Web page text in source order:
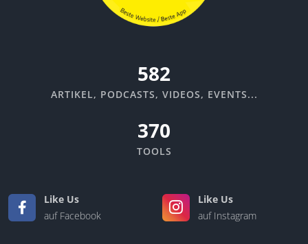
635
ARTIKEL, PODCASTS, VIDEOS, EVENTS...
370
TOOLS
Like Us
auf Facebook
Like Us
auf Instagram